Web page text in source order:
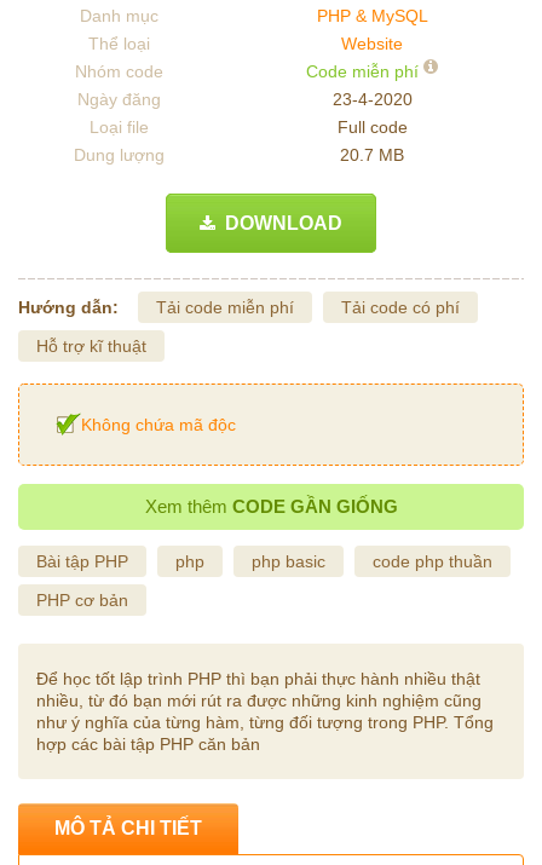
Danh mục
PHP & MySQL
Thể loại
Website
Nhóm code
Code miễn phí
Ngày đăng
23-4-2020
Loại file
Full code
Dung lượng
20.7 MB
DOWNLOAD
Hướng dẫn: Tải code miễn phí
Tải code có phí
Hỗ trợ kĩ thuật
Không chứa mã độc
Xem thêm CODE GẦN GIỐNG
Bài tập PHP php php basic
code php thuần
PHP cơ bản
Để học tốt lập trình PHP thì bạn phải thực hành nhiều thật
nhiều, từ đó bạn mới rút ra được những kinh nghiệm cũng
như ý nghĩa của từng hàm, từng đối tượng trong PHP. Tổng
hợp các bài tập PHP căn bản
MÔ TẢ CHI TIẾT